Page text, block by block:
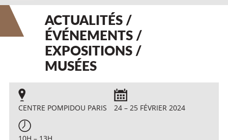
ACTUALITÉS /
ÉVÉNEMENTS /
EXPOSITIONS /
MUSÉES
CENTRE POMPIDOU PARIS 24 – 25 FÉVRIER 2024